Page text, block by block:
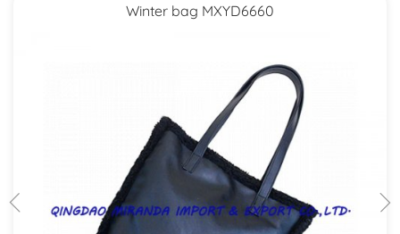
Winter bag MXYD6660